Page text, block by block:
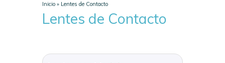
Inicio » Lentes de Contacto
Lentes de Contacto